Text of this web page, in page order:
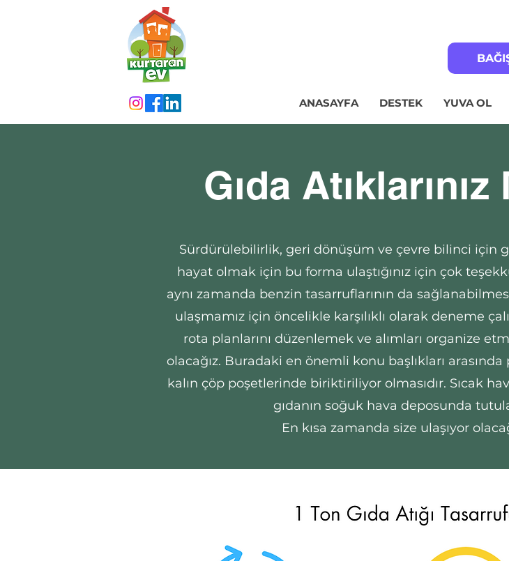
ANASAYFA DESTEK YUVA OL
Gıda
Sürdürülebilirlik, geri dönüşüm ve çevre bilinci için
hayat olmak için bu forma ulaştığınız için çok
aynı zamanda benzin tasarruflarının da
ulaşmamız için öncelikle karşılıklı olarak deneme
rota planlarını düzenlemek ve alımları organize
olacağız. Buradaki en önemli konu başlıkları
kalın çöp poşetlerinde biriktiriliyor olmasıdır. Sıcak
gıdanın soğuk hava deposunda
En kısa zamanda size ulaşıyor